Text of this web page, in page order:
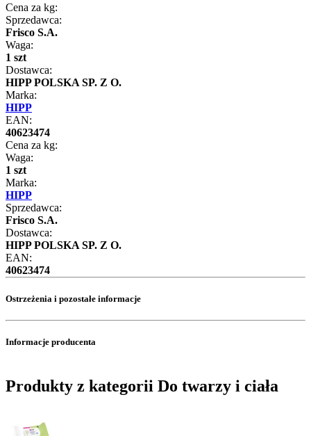
Cena za kg:
Sprzedawca:
Frisco S.A.
Waga:
1 szt
Dostawca:
HIPP POLSKA SP. Z O.
Marka:
HIPP
EAN:
40623474
Cena za kg:
Waga:
1 szt
Marka:
HIPP
Sprzedawca:
Frisco S.A.
Dostawca:
HIPP POLSKA SP. Z O.
EAN:
40623474
Ostrzeżenia i pozostałe informacje
Informacje producenta
Produkty z kategorii Do twarzy i ciała